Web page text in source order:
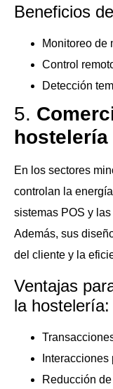
Beneficios
Monitoreo de
Control
Detección
5.
hostelería
En los sectores
controlan la
sistemas POS y
Además, sus
del cliente y la
Ventajas
la hostelería:
Reducción